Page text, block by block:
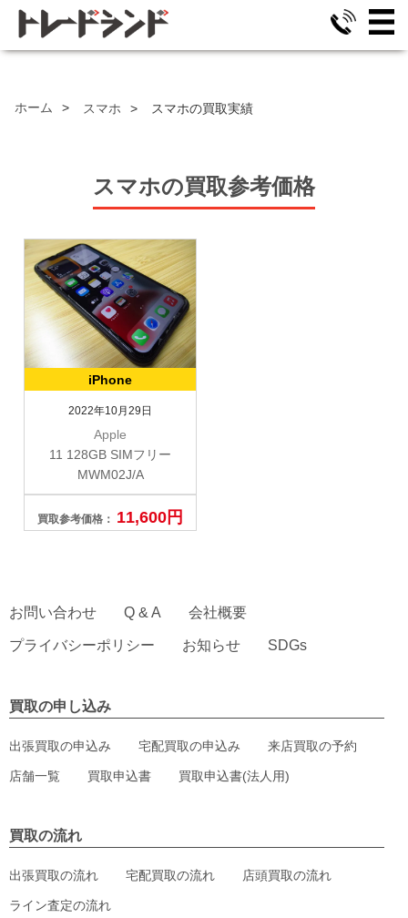
ホーム スマホ スマホの買取実績
スマホの買取参考価格
iPhone
2022年10月29日
Apple
11 128GB SIMフリー
MWM02J/A
買取参考価格： 11,600円
お問い合わせ Q & A 会社概要
プライバシーポリシー お知らせ SDGs
買取の申し込み
出張買取の申込み 宅配買取の申込み 来店買取の予約
店舗一覧 買取申込書 買取申込書(法人用)
買取の流れ
出張買取の流れ 宅配買取の流れ 店頭買取の流れ
ライン査定の流れ